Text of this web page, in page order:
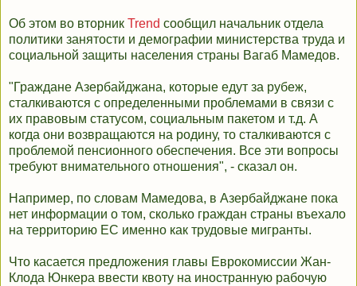
Об этом во вторник Trend сообщил начальник отдела
политики занятости и демографии министерства труда и
социальной защиты населения страны Вагаб Мамедов.
"Граждане Азербайджана, которые едут за рубеж,
сталкиваются с определенными проблемами в связи с
их правовым статусом, социальным пакетом и т.д. А
когда они возвращаются на родину, то сталкиваются с
проблемой пенсионного обеспечения. Все эти вопросы
требуют внимательного отношения", - сказал он.
Например, по словам Мамедова, в Азербайджане пока
нет информации о том, сколько граждан страны въехало
на территорию ЕС именно как трудовые мигранты.
Что касается предложения главы Еврокомиссии Жан-
Клода Юнкера ввести квоту на иностранную рабочую